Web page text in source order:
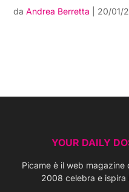
daAndrea Berretta 20/01/
YOUR DAILY
Picame è il web
2008 celebra e